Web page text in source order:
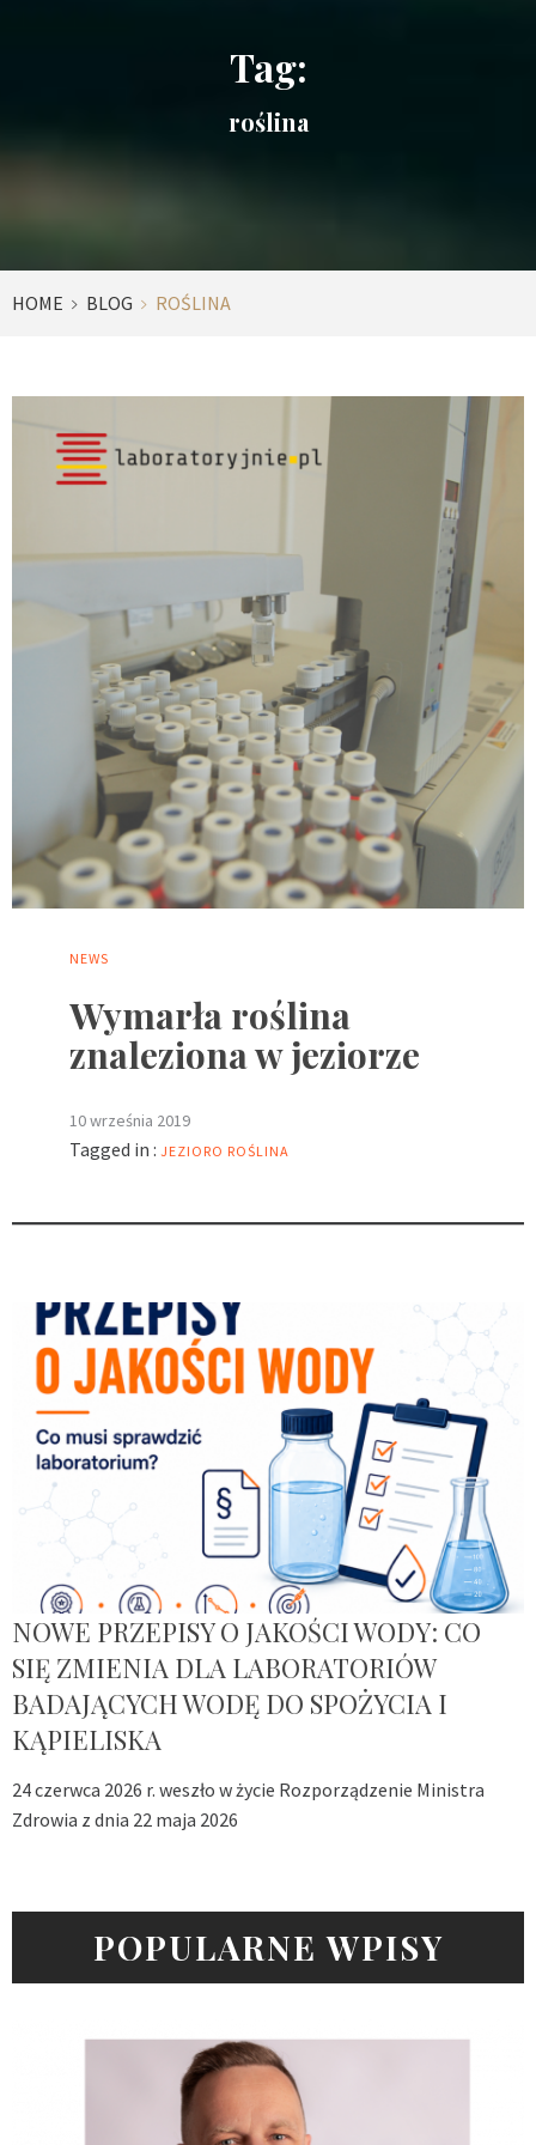
Tag:
roślina
HOME BLOG ROŚLINA
NEWS
Wymarła roślina
znaleziona w jeziorze
10 września 2019
Tagged in : JEZIORO ROŚLINA
NOWE PRZEPISY O JAKOŚCI WODY: CO
SIĘ ZMIENIA DLA LABORATORIÓW
BADAJĄCYCH WODĘ DO SPOŻYCIA I
KĄPIELISKA
24 czerwca 2026 r. weszło w życie Rozporządzenie Ministra
Zdrowia z dnia 22 maja 2026
POPULARNE WPISY